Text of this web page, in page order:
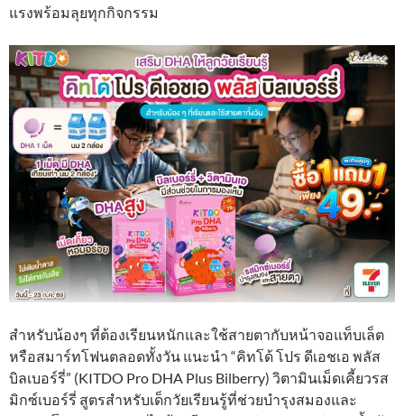
แรงพร้อมลุยทุกกิจกรรม
สำหรับน้องๆ ที่ต้องเรียนหนักและใช้สายตากับหน้าจอแท็บเล็ต
หรือสมาร์ทโฟนตลอดทั้งวัน แนะนำ “คิทโด้ โปร ดีเอชเอ พลัส
บิลเบอร์รี่” (KITDO Pro DHA Plus Bilberry) วิตามินเม็ดเคี้ยวรส
มิกซ์เบอร์รี่ สูตรสำหรับเด็กวัยเรียนรู้ที่ช่วยบำรุงสมองและ